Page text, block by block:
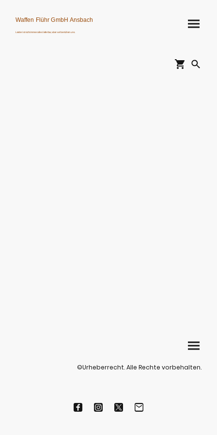
Waffen Flühr GmbH Ansbach
Leider ist nicht immer alles lieferbar, aber wir bemühen uns.
©Urheberrecht. Alle Rechte vorbehalten.